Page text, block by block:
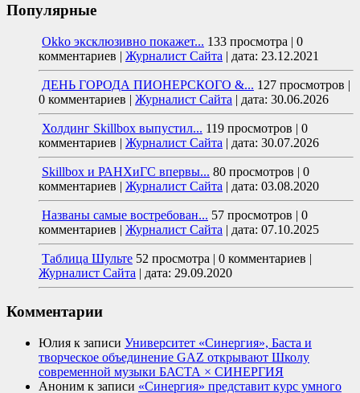
Популярные
Okko эксклюзивно покажет... 133 просмотра | 0
комментариев | Журналист Сайта | дата: 23.12.2021
ДЕНЬ ГОРОДА ПИОНЕРСКОГО &... 127 просмотров |
0 комментариев | Журналист Сайта | дата: 30.06.2026
Холдинг Skillbox выпустил... 119 просмотров | 0
комментариев | Журналист Сайта | дата: 30.07.2026
Skillbox и РАНХиГС впервы... 80 просмотров | 0
комментариев | Журналист Сайта | дата: 03.08.2020
Названы самые востребован... 57 просмотров | 0
комментариев | Журналист Сайта | дата: 07.10.2025
Таблица Шульте 52 просмотра | 0 комментариев |
Журналист Сайта | дата: 29.09.2020
Комментарии
Юлия к записи Университет «Синергия», Баста и
творческое объединение GAZ открывают Школу
современной музыки БАСТА × СИНЕРГИЯ
Аноним к записи «Синергия» представит курс умного